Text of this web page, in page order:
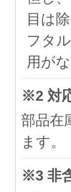
目は除
フタ
用が
※2 対
部品在
ます。
※3 非